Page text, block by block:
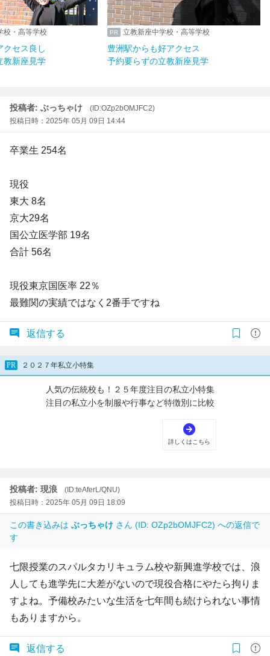
校・高等学校
クセス良し
教新座見学
立教新座中学校・高等学校
豊洲駅からも好アクセス
予約要らずの立教新座見学
投稿者: ぶっちゃけ
(ID:OZp2bOMJFC2)
投稿日時：2025年 05月 09日 14:44
卒業生 254名
現役
東大 8名
京大29名
国公立医学部 19名
合計 56名
現役東京国医率 22％
最難関の実績ではなく2番手ですね
返信する
投稿者: 現浪
(ID:teAferL/QNU)
投稿日時：2025年 05月 09日 18:09
この書き込みは ぶっちゃけ さん (ID: OZp2bOMJFC2) への返信で
す
七限授業のスパルタカリキュラム校や新興進学校では、浪
人しても進学先に大差がないので現役合格にやたら拘りま
すよね。予備校みたいな生活を七年間も続けられない事情
もありますから。
返信する